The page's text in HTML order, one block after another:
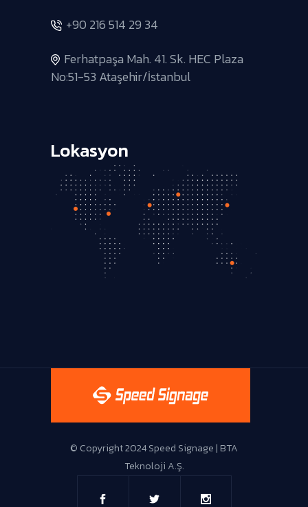
+90 216 514 29 34
Ferhatpaşa Mah. 41. Sk. HEC Plaza
No:51-53 Ataşehir/İstanbul
Lokasyon
© Copyright 2024 Speed Signage | BTA
Teknoloji A.Ş.